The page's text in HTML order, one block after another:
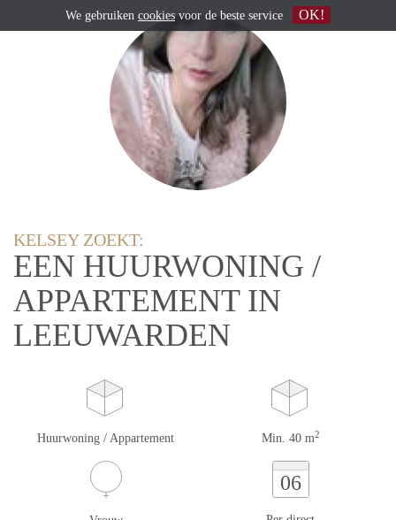
KELSEY ZOEKT:
EEN HUURWONING /
APPARTEMENT IN
LEEUWARDEN
Huurwoning / Appartement Min. 40 m2
06
We gebruiken cookies voor de beste service OK!